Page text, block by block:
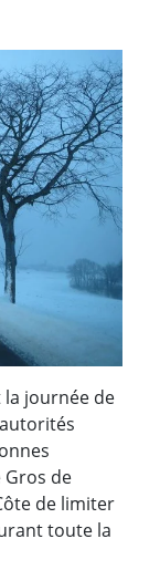
journée de
Gros de
de limiter
toute la